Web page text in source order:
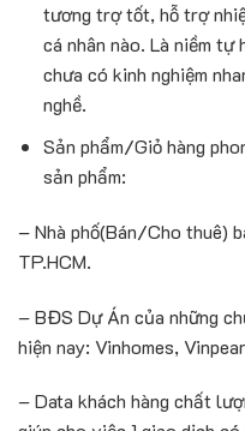
tương trợ tốt, hỗ trợ
cá nhân nào. Là niềm tự
chưa có kinh nghiệm
nghề.
Sản phẩm/Giỏ hàng
sản phẩm:
– Nhà phố(Bán/Cho thuê)
TP.HCM.
– BĐS Dự Án của những
hiện nay: Vinhomes,
– Data khách hàng chất